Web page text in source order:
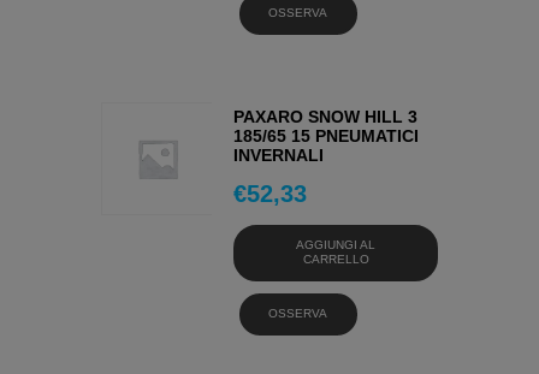
OSSERVA
PAXARO SNOW HILL 3
185/65 15 PNEUMATICI
INVERNALI
€52,33
AGGIUNGI AL
CARRELLO
OSSERVA